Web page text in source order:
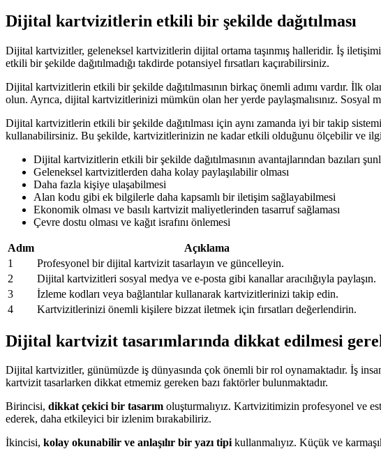
Dijital kartvizitlerin etkili bir şekilde dağıtılması
Dijital kartvizitler, geleneksel kartvizitlerin dijital ortama taşınmış halleridir. İş
etkili bir şekilde dağıtılmadığı takdirde potansiyel fırsatları kaçırabilirsiniz.
Dijital kartvizitlerin etkili bir şekilde dağıtılmasının birkaç önemli adımı vardır.
olun. Ayrıca, dijital kartvizitlerinizi mümkün olan her yerde paylaşmalısınız. Sosyal
Dijital kartvizitlerin etkili bir şekilde dağıtılması için aynı zamanda iyi bir takip
kullanabilirsiniz. Bu şekilde, kartvizitlerinizin ne kadar etkili olduğunu ölçebilir ve
Dijital kartvizitlerin etkili bir şekilde dağıtılmasının avantajlarından bazıları
Geleneksel kartvizitlerden daha kolay paylaşılabilir olması
Daha fazla kişiye ulaşabilmesi
Alan kodu gibi ek bilgilerle daha kapsamlı bir iletişim sağlayabilmesi
Ekonomik olması ve basılı kartvizit maliyetlerinden tasarruf sağlaması
Çevre dostu olması ve kağıt israfını önlemesi
Adım
Açıklama
1
Profesyonel bir dijital kartvizit tasarlayın ve güncelleyin.
2
Dijital kartvizitleri sosyal medya ve e-posta gibi kanallar aracılığıyla paylaşın.
3
İzleme kodları veya bağlantılar kullanarak kartvizitlerinizi takip edin.
4
Kartvizitlerinizi önemli kişilere bizzat iletmek için fırsatları değerlendirin.
Dijital kartvizit tasarımlarında dikkat edilmesi
Dijital kartvizitler, günümüzde iş dünyasında çok önemli bir rol oynamaktadır. İş
kartvizit tasarlarken dikkat etmemiz gereken bazı faktörler bulunmaktadır.
Birincisi, dikkat çekici bir tasarım oluşturmalıyız. Kartvizitimizin profesyonel ve
ederek, daha etkileyici bir izlenim bırakabiliriz.
İkincisi, kolay okunabilir ve anlaşılır bir yazı tipikullanmalıyız. Küçük ve